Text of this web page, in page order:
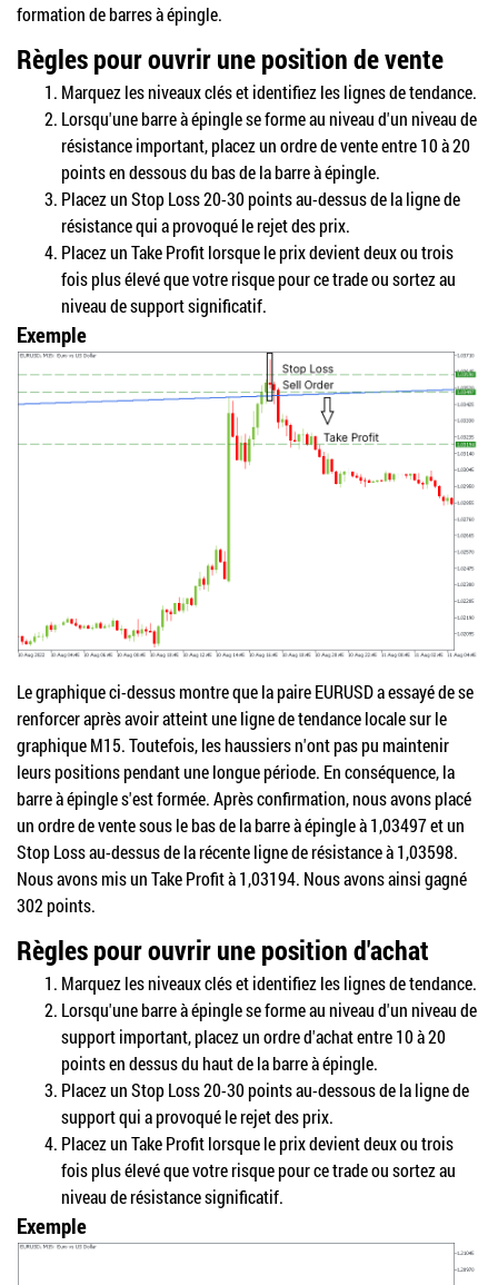
formation de barres à épingle.
Règles pour ouvrir une position de vente
Marquez les niveaux clés et identifiez les lignes de tendance.
Lorsqu'une barre à épingle se forme au niveau d'un niveau de
résistance important, placez un ordre de vente entre 10 à 20
points en dessous du bas de la barre à épingle.
Placez un Stop Loss 20-30 points au-dessus de la ligne de
résistance qui a provoqué le rejet des prix.
Placez un Take Profit lorsque le prix devient deux ou trois
fois plus élevé que votre risque pour ce trade ou sortez au
niveau de support significatif.
Exemple
Le graphique ci-dessus montre que la paire EURUSD a essayé de se
renforcer après avoir atteint une ligne de tendance locale sur le
graphique M15. Toutefois, les haussiers n'ont pas pu maintenir
leurs positions pendant une longue période. En conséquence, la
barre à épingle s'est formée. Après confirmation, nous avons placé
un ordre de vente sous le bas de la barre à épingle à 1,03497 et un
Stop Loss au-dessus de la récente ligne de résistance à 1,03598.
Nous avons mis un Take Profit à 1,03194. Nous avons ainsi gagné
302 points.
Règles pour ouvrir une position d'achat
Marquez les niveaux clés et identifiez les lignes de tendance.
Lorsqu'une barre à épingle se forme au niveau d'un niveau de
support important, placez un ordre d'achat entre 10 à 20
points en dessus du haut de la barre à épingle.
Placez un Stop Loss 20-30 points au-dessous de la ligne de
support qui a provoqué le rejet des prix.
Placez un Take Profit lorsque le prix devient deux ou trois
fois plus élevé que votre risque pour ce trade ou sortez au
niveau de résistance significatif.
Exemple